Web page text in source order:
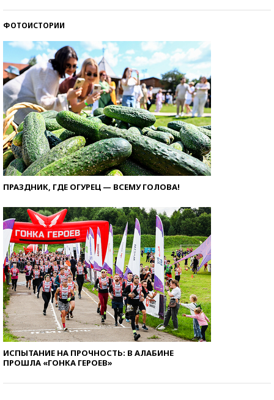
ФОТОИСТОРИИ
ПРАЗДНИК, ГДЕ ОГУРЕЦ — ВСЕМУ ГОЛОВА!
ИСПЫТАНИЕ НА ПРОЧНОСТЬ: В АЛАБИНЕ
ПРОШЛА «ГОНКА ГЕРОЕВ»